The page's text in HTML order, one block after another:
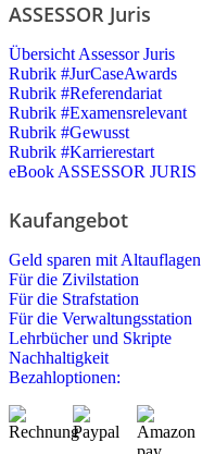
ASSESSOR Juris
Übersicht Assessor Juris
Rubrik #JurCaseAwards
Rubrik #Referendariat
Rubrik #Examensrelevant
Rubrik #Gewusst
Rubrik #Karrierestart
eBook ASSESSOR JURIS
Kaufangebot
Geld sparen mit Altauflagen
Für die Zivilstation
Für die Strafstation
Für die Verwaltungsstation
Lehrbücher und Skripte
Nachhaltigkeit
Bezahloptionen: